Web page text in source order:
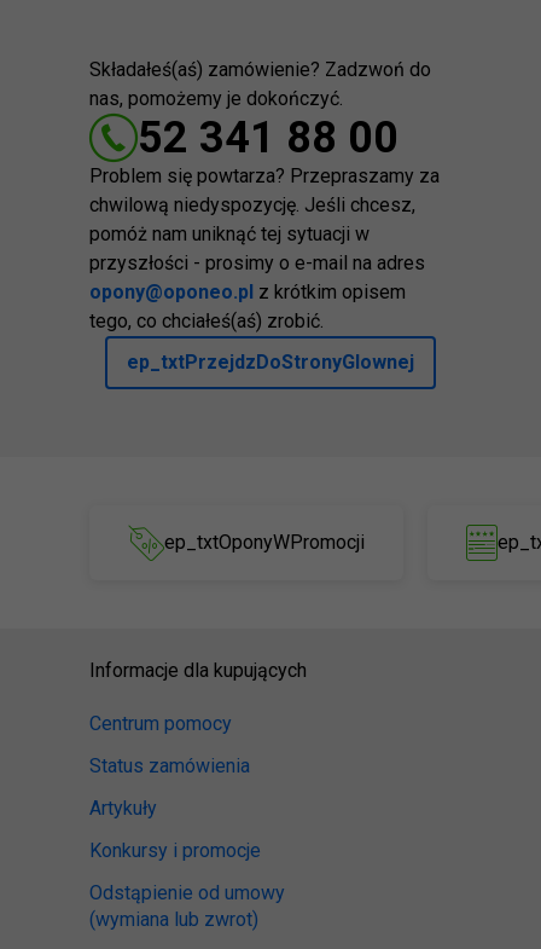
Składałeś(aś) zamówienie? Zadzwoń do
nas, pomożemy je dokończyć.
52 341 88 00
Problem się powtarza? Przepraszamy za
chwilową niedyspozycję. Jeśli chcesz,
pomóż nam uniknąć tej sytuacji w
przyszłości - prosimy o e-mail na adres
opony@oponeo.pl z krótkim opisem
tego, co chciałeś(aś) zrobić.
ep_txtPrzejdzDoStronyGlownej
ep_txtOponyWPromocji
Informacje dla kupujących
Centrum pomocy
Status zamówienia
Artykuły
Konkursy i promocje
Odstąpienie od umowy
(wymiana lub zwrot)